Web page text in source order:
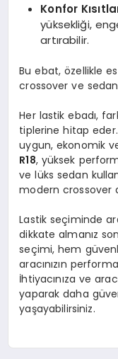
Konfor
yüksekliği,
artırabilir.
Bu ebat, özellikle
crossover ve sedan
Her lastik ebadı,
tiplerine hitap eder.
uygun, ekonomik
R18, yüksek
ve lüks sedan
modern crossover
Lastik seçiminde
dikkate almanız
seçimi, hem
aracınızın
İhtiyacınıza ve
yaparak daha
yaşayabilirsiniz.